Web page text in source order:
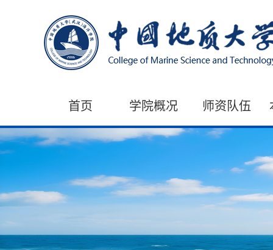
首页 学院概况 师资队伍